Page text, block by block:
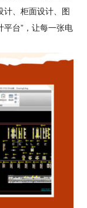
计、柜面设计、图
平台”，让每一张电